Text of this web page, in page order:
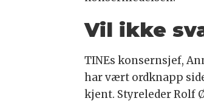
Vil ikke
TINEs konsernsjef,
har vært ordknapp
kjent. Styreleder Rolf